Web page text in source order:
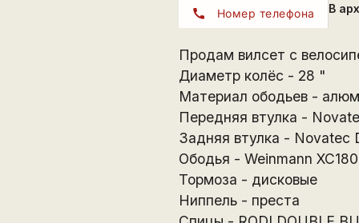
call Номер телефона В
Продам вилсет с
Диаметр колёс - 28 "
Материал ободьев -
Передняя втулка -
Задняя втулка - Novatec
Ободья - Weinmann
Тормоза - дисковые
Ниппель - преста